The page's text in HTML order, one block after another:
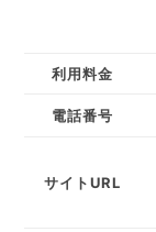
利用料金
電話番号
サイトURL